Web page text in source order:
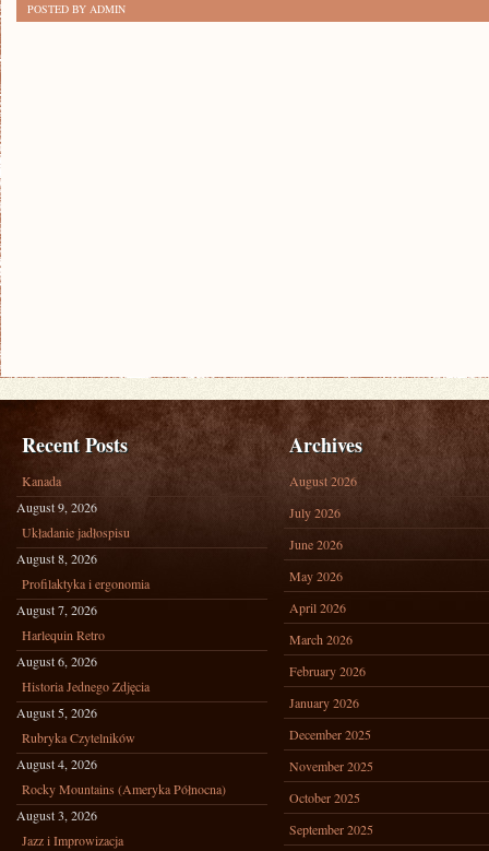
POSTED BY ADMIN
Recent Posts
Kanada
August 9, 2026
Układanie jadłospisu
August 8, 2026
Profilaktyka i ergonomia
August 7, 2026
Harlequin Retro
August 6, 2026
Historia Jednego Zdjęcia
August 5, 2026
Rubryka Czytelników
August 4, 2026
Rocky Mountains (Ameryka Północna)
August 3, 2026
Jazz i Improwizacja
Archives
August 2026
July 2026
June 2026
May 2026
April 2026
March 2026
February 2026
January 2026
December 2025
November 2025
October 2025
September 2025